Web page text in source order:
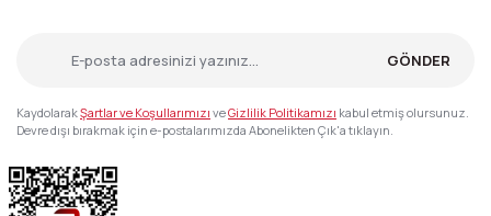
GÖNDER
KaydolarakŞartlar ve Koşullarımızı veGizlilik Politikamızı kabul etmiş olursunuz.
Devre dışı bırakmak için e-postalarımızda Abonelikten Çık'a tıklayın.